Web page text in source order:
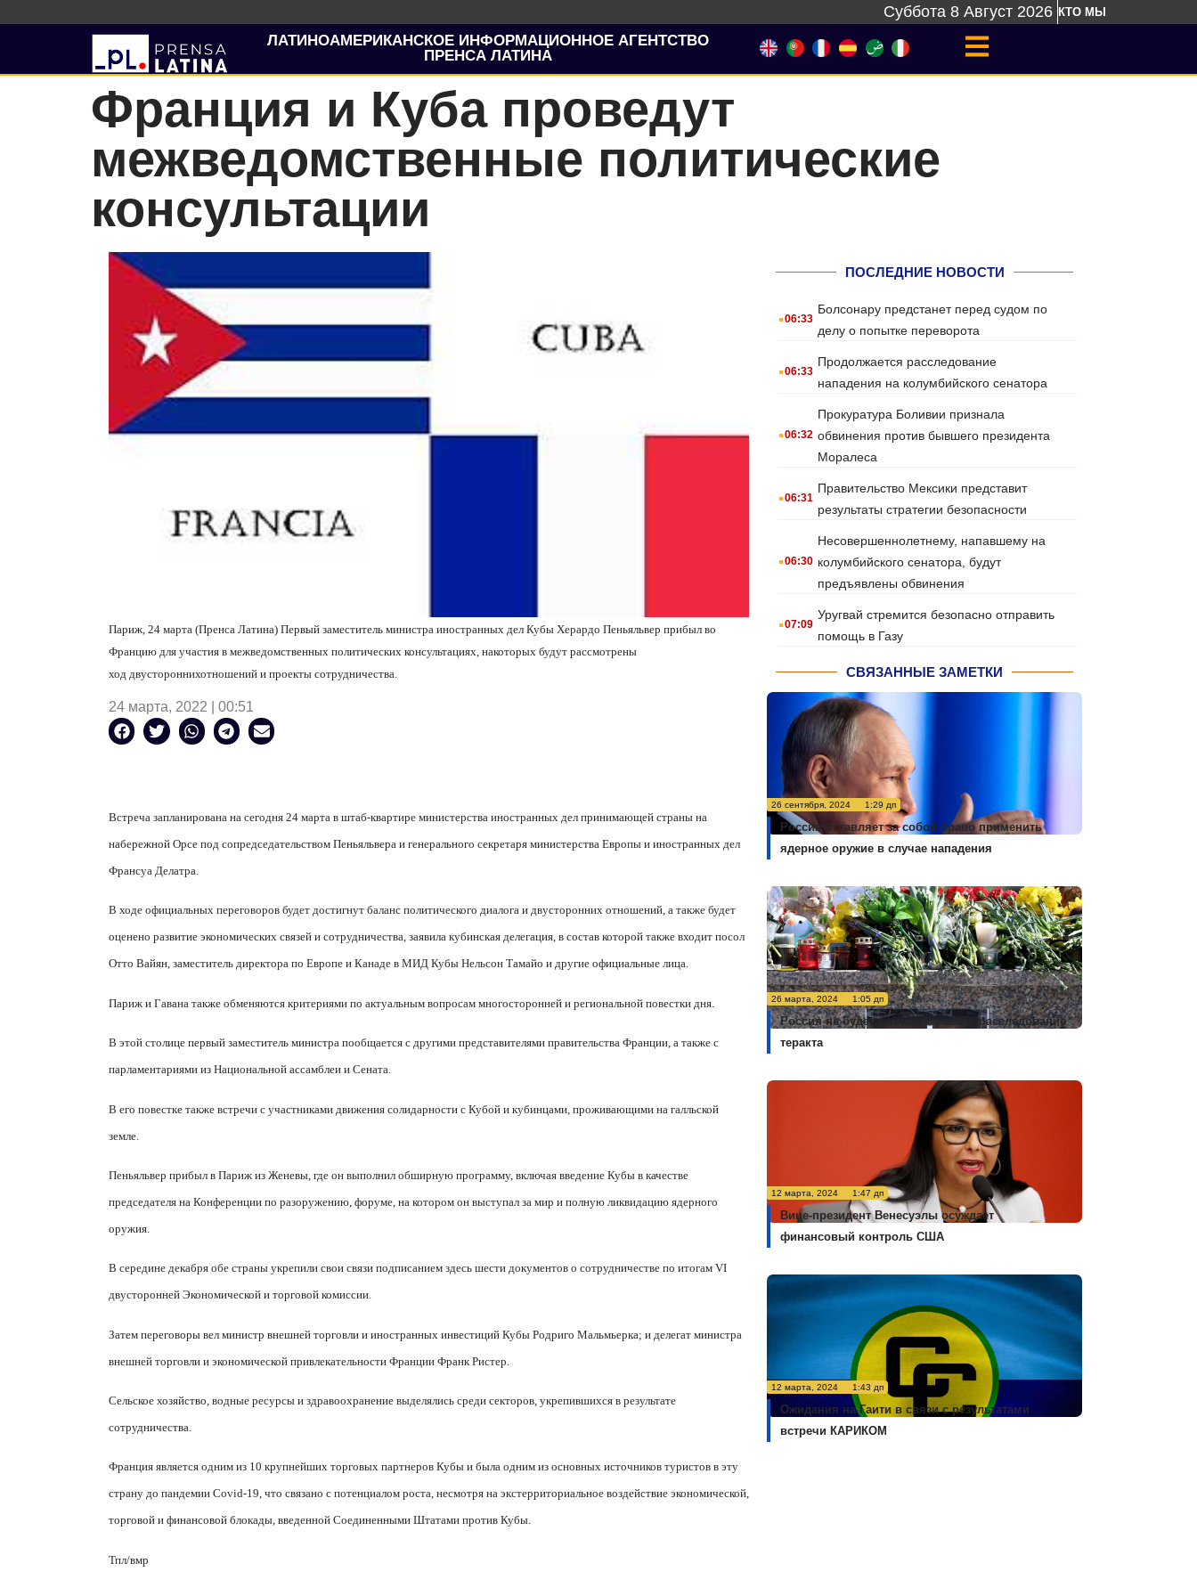
Суббота 8 Август 2026 КТО МЫ
ЛАТИНОАМЕРИКАНСКОЕ ИНФОРМАЦИОННОЕ АГЕНТСТВО
ПРЕНСА ЛАТИНА
Франция и Куба проведут
межведомственные политические
консультации
Париж, 24 марта (Пренса Латина) Первый заместитель министра иностранных дел Кубы Херардо Пеньяльвер прибыл во
Францию для участия в межведомственных политических консультациях накоторых будут рассмотрены
ход двустороннихотношений и проекты сотрудничества.
24 марта, 2022 | 00:51
Встреча запланирована на сегодня 24 марта в штаб-квартире министерства иностранных дел принимающей страны на
набережной Орсе под сопредседательством Пеньяльвера и генерального секретаря министерства Европы и иностранных дел
Франсуа Делатра.
В ходе официальных переговоров будет достигнут баланс политического диалога и двусторонних отношений, а также будет
оценено развитие экономических связей и сотрудничества, заявила кубинская делегация, в состав которой также входит посол
Отто Вайян, заместитель директора по Европе и Канаде в МИД Кубы Нельсон Тамайо и другие официальные лица.
Париж и Гавана также обменяются критериями по актуальным вопросам многосторонней и региональной повестки дня.
В этой столице первый заместитель министра пообщается с другими представителями правительства Франции, а также с
парламентариями из Национальной ассамблеи и Сената.
В его повестке также встречи с участниками движения солидарности с Кубой и кубинцами, проживающими на галльской
земле.
Пеньяльвер прибыл в Париж из Женевы, где он выполнил обширную программу, включая введение Кубы в качестве
председателя на Конференции по разоружению, форуме, на котором он выступал за мир и полную ликвидацию ядерного
оружия.
В середине декабря обе страны укрепили свои связи подписанием здесь шести документов о сотрудничестве по итогам VI
двусторонней Экономической и торговой комиссии.
Затем переговоры вел министр внешней торговли и иностранных инвестиций Кубы Родриго Мальмьерка; и делегат министра
внешней торговли и экономической привлекательности Франции Франк Ристер.
Сельское хозяйство, водные ресурсы и здравоохранение выделялись среди секторов, укрепившихся в результате
сотрудничества.
Франция является одним из 10 крупнейших торговых партнеров Кубы и была одним из основных источников туристов в эту
страну до пандемии Covid-19, что связано с потенциалом роста, несмотря на экстерриториальное воздействие экономической,
торговой и финансовой блокады, введенной Соединенными Штатами против Кубы.
Тпл/вмр
ПОСЛЕДНИЕ НОВОСТИ
.06:33
Болсонару предстанет перед судом по
делу о попытке переворота
.06:33
Продолжается расследование
нападения на колумбийского сенатора
.06:32
Прокуратура Боливии признала
обвинения против бывшего президента
Моралеса
.06:31
Правительство Мексики представит
результаты стратегии безопасности
.06:30
Несовершеннолетнему, напавшему на
колумбийского сенатора, будут
предъявлены обвинения
.07:09
Уругвай стремится безопасно отправить
помощь в Газу
СВЯЗАННЫЕ ЗАМЕТКИ
26 сентября, 2024 1:29 дп
Россия оставляет за собой право применить
ядерное оружие в случае нападения
26 марта, 2024 1:05 дп
Россия не будет комментировать расследование
теракта
12 марта, 2024 1:47 дп
Вице-президент Венесуэлы осуждает
финансовый контроль США
12 марта, 2024 1:43 дп
Ожидания на Гаити в связи с результатами
встречи КАРИКОМ